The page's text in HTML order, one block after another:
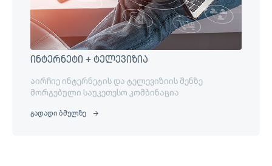
ინტერნეტი + ტელევიზია
აირჩიე ინტერნეტის და ტელევიზიის შენზე
მორგებული საუკეთესო კომბინაცია
გადადი ბმულზე